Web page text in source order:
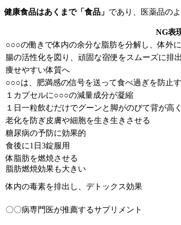
健康食品はあくまで「食品」 であり、医薬品の
NG表
○○○の働きで体内の余分な脂肪を分解し、体外
腸の活性化を図り、頑固な宿便をスムーズに排出
痩せやすい体質へ
○○○は、肥満感の信号を送って食べ過ぎを防止
１カプセルに○○○の減量成分が凝縮
１日一粒飲むだけでグーンと脚がのびて背が高
老化を防ぎ皮膚や細胞を生き生きさせる
糖尿病の予防に効果的
食後に1日3錠服用
体脂肪を燃焼させる
脂肪燃焼効果も大きい
体内の毒素を排出し、デトックス効果
〇〇病専門医が推薦するサプリメント